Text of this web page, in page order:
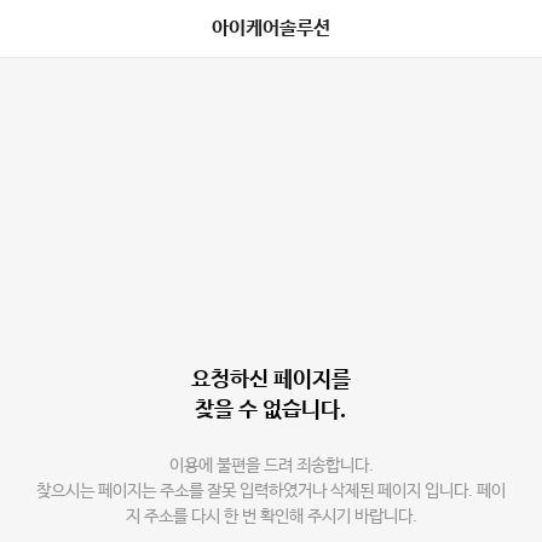
아이케어솔루션
요청하신 페이지를
찾을 수 없습니다.
이용에 불편을 드려 죄송합니다.
찾으시는 페이지는 주소를 잘못 입력하였거나 삭제된 페이지 입니다. 페이
지 주소를 다시 한 번 확인해 주시기 바랍니다.